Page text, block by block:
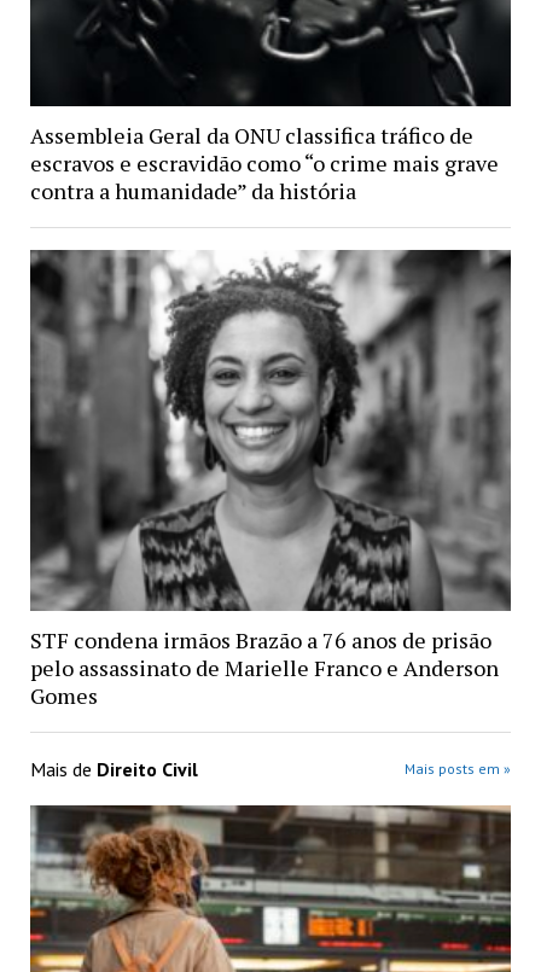
Assembleia Geral da ONU classifica tráfico de
escravos e escravidão como “o crime mais grave
contra a humanidade” da história
STF condena irmãos Brazão a 76 anos de prisão
pelo assassinato de Marielle Franco e Anderson
Gomes
Mais de Direito Civil Mais posts em »